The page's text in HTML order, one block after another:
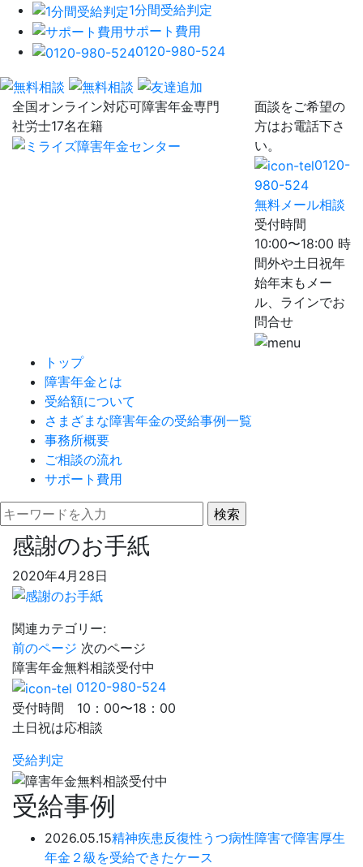
1分間受給判定
サポート費用
0120-980-524
全国オンライン対応可障害年金専門
社労士17名在籍
面談をご希望の
方はお電話下さ
い。
0120-
980-524
無料メール相談
受付時間
10:00〜18:00 時
間外や土日祝年
始年末もメー
ル、ラインでお
問合せ
トップ
障害年金とは
受給額について
さまざまな障害年金の受給事例一覧
事務所概要
ご相談の流れ
サポート費用
感謝のお手紙
2020年4月28日
関連カテゴリー:
前のページ 次のページ
障害年金無料相談受付中
0120-980-524
受付時間 10：00〜18：00
土日祝は応相談
受給判定
受給事例
2026.05.15精神疾患 反復性うつ病性障害で障害厚生
年金２級を受給できたケース